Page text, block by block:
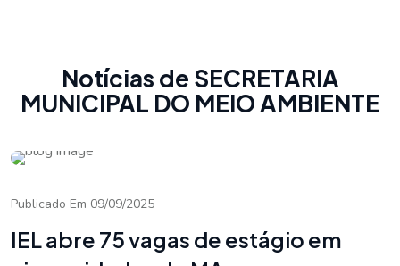
Notícias de SECRETARIA
MUNICIPAL DO MEIO AMBIENTE
Publicado Em 09/09/2025
IEL abre 75 vagas de estágio em